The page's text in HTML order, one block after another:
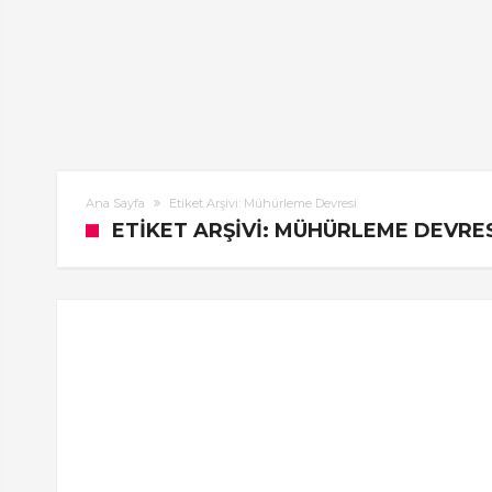
Ana Sayfa Etiket Arşivi: Mühürleme Devresi
ETIKET ARŞIVI: MÜHÜRLEME